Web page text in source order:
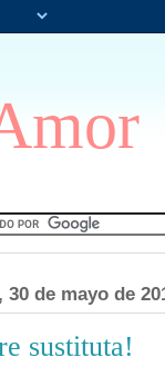
30 de mayo de
sustituta!